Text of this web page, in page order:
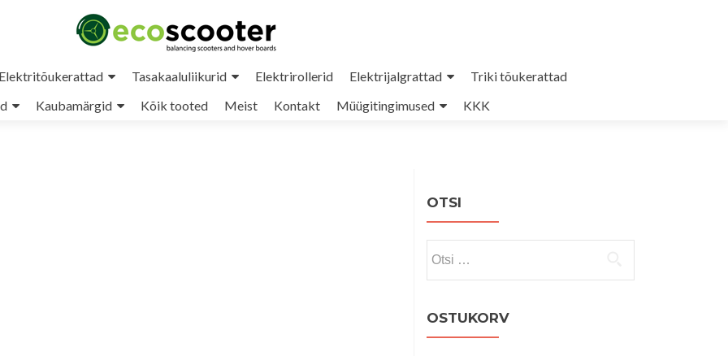
Elektritõukerattad Tasakaaluliikurid Elektrirollerid Elektrijalgrattad
Triki tõukerattad
Kaubamärgid Kõik tooted Meist Kontakt Müügitingimused KKK
OTSI
OSTUKORV